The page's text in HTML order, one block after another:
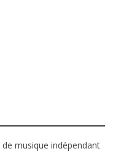
musique indépendant